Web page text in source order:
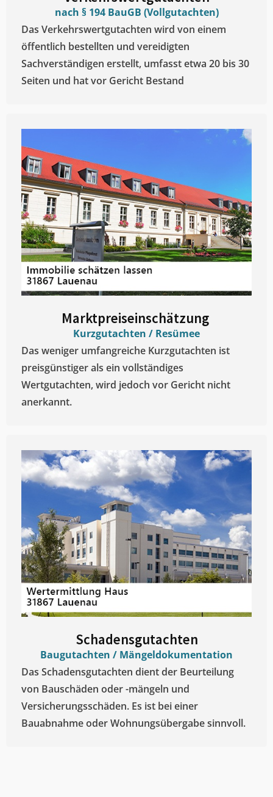
nach § 194 BauGB (Vollgutachten)
Das Verkehrswertgutachten wird von einem
öffentlich bestellten und vereidigten
Sachverständigen erstellt, umfasst etwa 20 bis 30
Seiten und hat vor Gericht Bestand
Marktpreiseinschätzung ​
Kurzgutachten / Resümee
Das weniger umfangreiche Kurzgutachten ist
preisgünstiger als ein vollständiges
Wertgutachten, wird jedoch vor Gericht nicht
anerkannt.
Schadensgutachten
Baugutachten / Mängeldokumentation
Das Schadensgutachten dient der Beurteilung
von Bauschäden oder -mängeln und
Versicherungsschäden. Es ist bei einer
Bauabnahme oder Wohnungsübergabe sinnvoll.